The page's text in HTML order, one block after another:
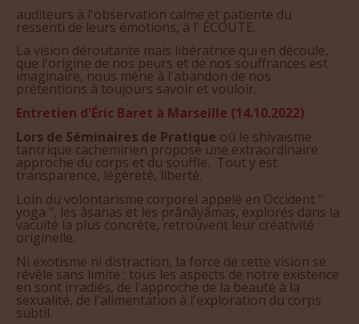
auditeurs à l'observation calme et patiente du
ressenti de leurs émotions, à l' ÉCOUTE.
La vision déroutante mais libératrice qui en découle,
que l'origine de nos peurs et de nos souffrances est
imaginaire, nous mène à l'abandon de nos
prétentions à toujours savoir et vouloir.
Entretien d'Éric Baret à Marseille (14.10.2022)
Lors de Séminaires de Pratique où le shivaïsme
tantrique cachemirien propose une extraordinaire
approche du corps et du souffle. Tout y est
transparence, légèreté, liberté.
Loin du volontarisme corporel appelé en Occident "
yoga ", les âsanas et les prânâyâmas, explorés dans la
vacuité la plus concrète, retrouvent leur créativité
originelle.
Ni exotisme ni distraction, la force de cette vision se
révèle sans limite : tous les aspects de notre existence
en sont irradiés, de l'approche de la beauté à la
sexualité, de l'alimentation à l'exploration du corps
subtil.